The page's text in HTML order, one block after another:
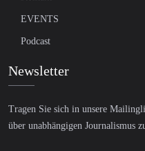
EVENTS
Podcast
Newsletter
Tragen Sie sich in unsere
über unabhängigen Journalismus